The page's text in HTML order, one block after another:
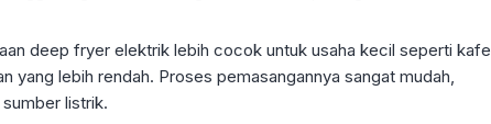
deep fryer elektrik lebih cocok untuk usaha kecil seperti kafe
yang lebih rendah. Proses pemasangannya sangat mudah,
listrik.